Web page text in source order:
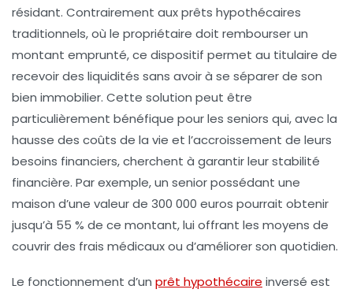
résidant. Contrairement aux prêts hypothécaires
traditionnels, où le propriétaire doit rembourser un
montant emprunté, ce dispositif permet au titulaire de
recevoir des liquidités sans avoir à se séparer de son
bien immobilier. Cette solution peut être
particulièrement bénéfique pour les seniors qui, avec la
hausse des coûts de la vie et l’accroissement de leurs
besoins financiers, cherchent à garantir leurstabilité
financière. Par exemple, un senior possédant une
maison d’une valeur de 300 000 euros pourrait obtenir
jusqu’à 55 % de ce montant, lui offrant les moyens de
couvrir des frais médicaux ou d’améliorer son quotidien.
Le fonctionnement d’un prêt hypothécaire inversé est